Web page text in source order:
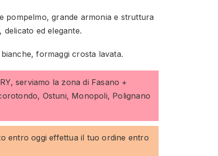
pompelmo, grande armonia e struttura
delicato ed elegante.
formaggi crosta lavata.
serviamo la zona di Fasano +
Ostuni, Monopoli, Polignano
entro oggi effettua il tuo ordine entro